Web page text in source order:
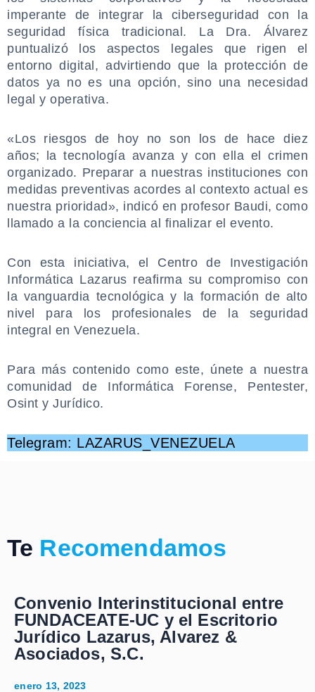
imperante de integrar la ciberseguridad con la
seguridad física tradicional. La Dra. Álvarez
puntualizó los aspectos legales que rigen el
entorno digital, advirtiendo que la protección de
datos ya no es una opción, sino una necesidad
legal y operativa.
«Los riesgos de hoy no son los de hace diez
años; la tecnología avanza y con ella el crimen
organizado. Preparar a nuestras instituciones con
medidas preventivas acordes al contexto actual es
nuestra prioridad», indicó en profesor Baudi, como
llamado a la conciencia al finalizar el evento.
Con esta iniciativa, el Centro de Investigación
Informática Lazarus reafirma su compromiso con
la vanguardia tecnológica y la formación de alto
nivel para los profesionales de la seguridad
integral en Venezuela.
Para más contenido como este, únete a nuestra
comunidad de Informática Forense, Pentester,
Osint y Jurídico.
Telegram: LAZARUS_VENEZUELA
Te Recomendamos
Convenio Interinstitucional entre
FUNDACEATE-UC y el Escritorio
Jurídico Lazarus, Alvarez &
Asociados, S.C.
enero 13, 2023